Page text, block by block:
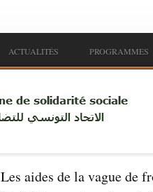
ACTUALITÉS PROGRAMMES
Les aides de la vague de